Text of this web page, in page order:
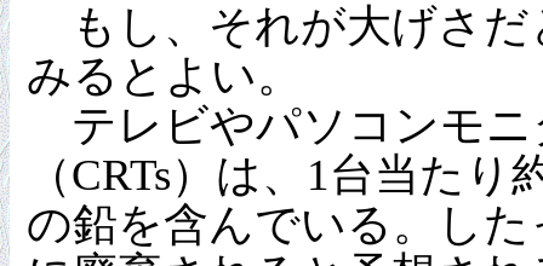
もし、それが大げさだ
みるとよい。
テレビやパソコンモニ
（CRTs）は、1台当た
の鉛を含んでいる。し